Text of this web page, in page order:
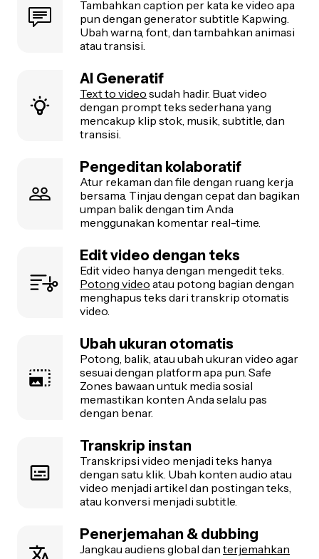
Tambahkan caption per kata ke video apa
pun dengan generator subtitle Kapwing.
Ubah warna, font, dan tambahkan animasi
atau transisi.
AI Generatif
Text to video sudah hadir. Buat video
dengan prompt teks sederhana yang
mencakup klip stok, musik, subtitle, dan
transisi.
Pengeditan kolaboratif
Atur rekaman dan file dengan ruang kerja
bersama. Tinjau dengan cepat dan bagikan
umpan balik dengan tim Anda
menggunakan komentar real-time.
Edit video dengan teks
Edit video hanya dengan mengedit teks.
Potong video atau potong bagian dengan
menghapus teks dari transkrip otomatis
video.
Ubah ukuran otomatis
Potong, balik, atau ubah ukuran video agar
sesuai dengan platform apa pun. Safe
Zones bawaan untuk media sosial
memastikan konten Anda selalu pas
dengan benar.
Transkrip instan
Transkripsi video menjadi teks hanya
dengan satu klik. Ubah konten audio atau
video menjadi artikel dan postingan teks,
atau konversi menjadi subtitle.
Penerjemahan & dubbing
Jangkau audiens global dan terjemahkan